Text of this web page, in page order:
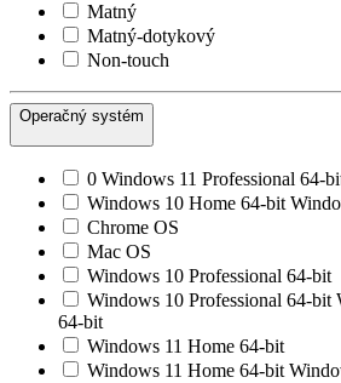
Matný
Matný-dotykový
Non-touch
Operačný systém
0 Windows 11 Professional 64-
Windows 10 Home 64-bit
Chrome OS
Mac OS
Windows 10 Professional 64-bit
Windows 10 Professional 64-bit
64-bit
Windows 11 Home 64-bit
Windows 11 Home 64-bit